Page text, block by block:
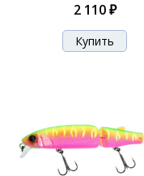
2 110 ₽